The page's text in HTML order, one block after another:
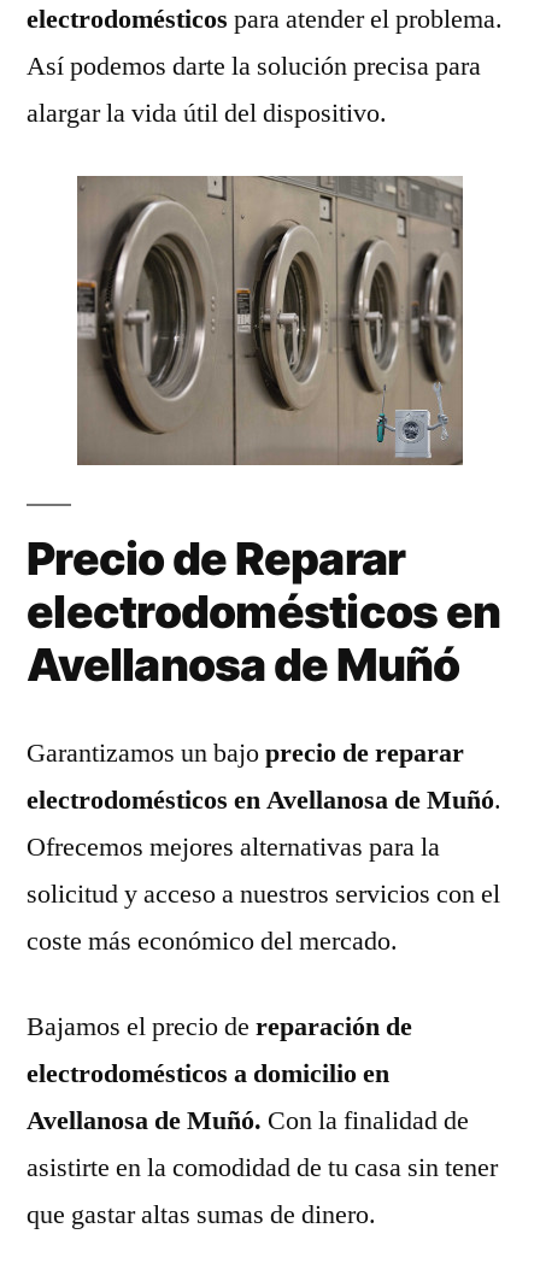
electrodomésticos para atender el problema.
Así podemos darte la solución precisa para
alargar la vida útil del dispositivo.
Precio de Reparar
electrodomésticos en
Avellanosa de Muñó
Garantizamos un bajoprecio de reparar
electrodomésticos en Avellanosa de Muñó.
Ofrecemos mejores alternativas para la
solicitud y acceso a nuestros servicios con el
coste más económico del mercado.
Bajamos el precio de reparación de
electrodomésticos a domicilio en
Avellanosa de Muñó. Con la finalidad de
asistirte en la comodidad de tu casa sin tener
que gastar altas sumas de dinero.